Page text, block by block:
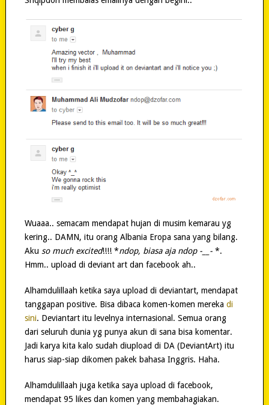
Wuaaa.. semacam mendapat hujan di musim kemarau yg
kering.. DAMN, itu orang Albania Eropa sana yang bilang.
Aku so much excited!!!! *ndop, biasa aja ndop -__- *.
Hmm.. upload di deviant art dan facebook ah..
Alhamdulillaah ketika saya upload di deviantart, mendapat
tanggapan positive. Bisa dibaca komen-komen mereka di
sini. Deviantart itu levelnya internasional. Semua orang
dari seluruh dunia yg punya akun di sana bisa komentar.
Jadi karya kita kalo sudah diupload di DA (DeviantArt) itu
harus siap-siap dikomen pakek bahasa Inggris. Haha.
Alhamdulillaah juga ketika saya upload di facebook,
mendapat 95 likes dan komen yang membahagiakan.